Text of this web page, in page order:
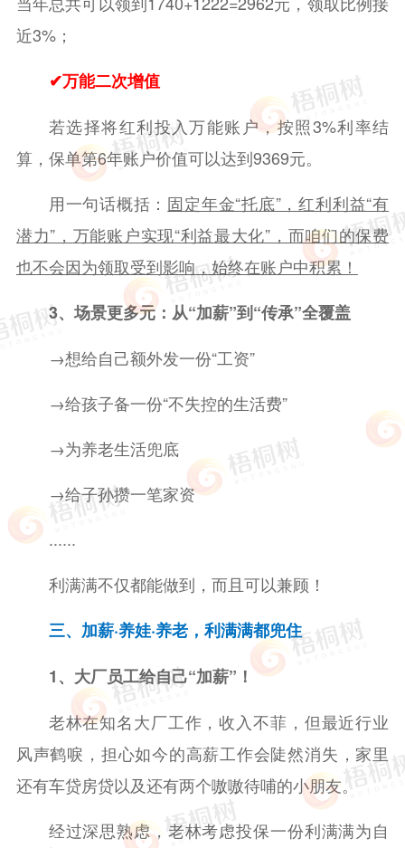
近3%；
✔万能二次增值
若选择将红利投入万能账户，按照3%利率结
算，保单第6年账户价值可以达到9369元。
用一句话概括： 固定年金“托底”，红利利益“有
潜力”，万能账户实现“利益最大化”，而咱们的保费
也不会因为领取受到影响，始终在账户中积累！
3、场景更多元：从“加薪”到“传承”全覆盖
→想给自己额外发一份“工资”
→给孩子备一份“不失控的生活费”
→为养老生活兜底
→给子孙攒一笔家资
......
利满满不仅都能做到，而且可以兼顾！
三、加薪·养娃·养老，利满满都兜住
1、大厂员工给自己“加薪”！
老林在知名大厂工作，收入不菲，但最近行业
风声鹤唳，担心如今的高薪工作会陡然消失，家里
还有车贷房贷以及还有两个嗷嗷待哺的小朋友。
经过深思熟虑，老林考虑投保一份利满满为自